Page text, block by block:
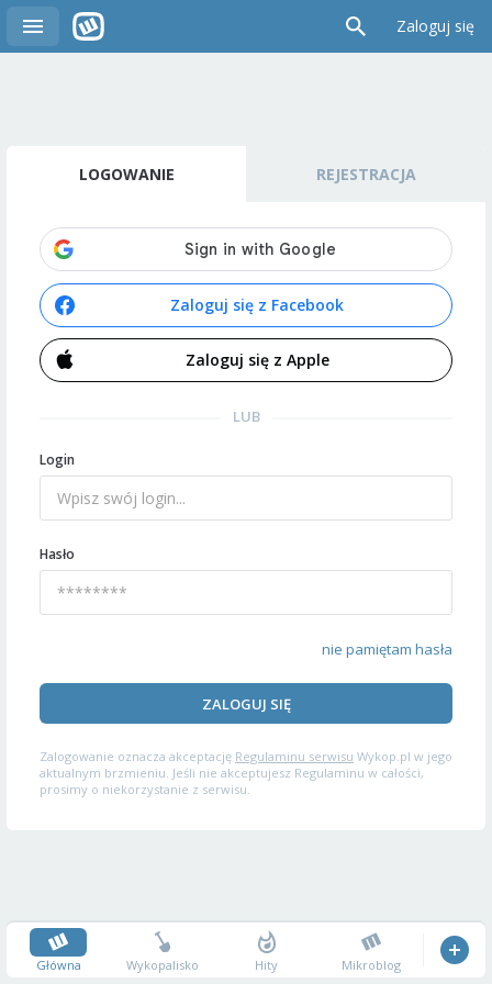
Zaloguj się
LOGOWANIE REJESTRACJA
Zaloguj się z Facebook
Zaloguj się z Apple
LUB
Login
Hasło
nie pamiętam hasła
ZALOGUJ SIĘ
Zalogowanie oznacza akceptację Regulaminu serwisu Wykop.pl w jego
aktualnym brzmieniu. Jeśli nie akceptujesz Regulaminu w całości,
prosimy o niekorzystanie z serwisu.
Główna Wykopalisko Hity Mikroblog